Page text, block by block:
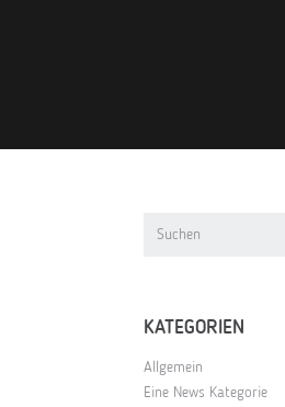
KATEGORIEN
Allgemein
Eine News Kategorie